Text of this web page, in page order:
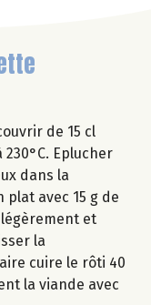
de 15 cl
Eplucher
dans la
avec 15 g de
et
la
cuire le rôti 40
la viande avec